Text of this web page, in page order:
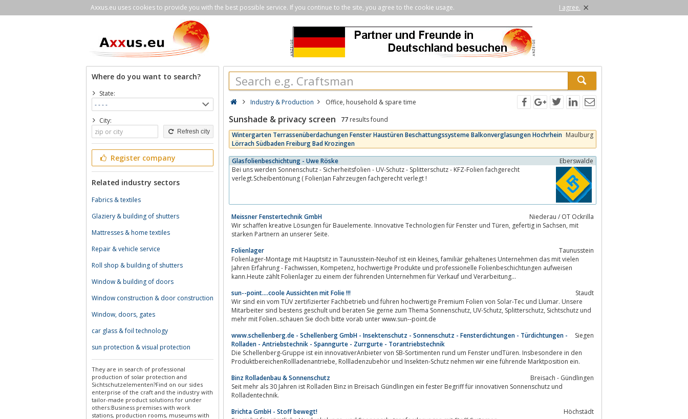
Axxus.eu uses cookies to provide you with the best possible service. If you continue to the site, you agree to the cookie usage. I agree. ×
Where do you want to search?
State:
City:
Refresh city
Register company
Related industry sectors
Fabrics & textiles
Glaziery & building of shutters
Mattresses & home textiles
Repair & vehicle service
Roll shop & building of shutters
Window & building of doors
Window construction & door construction
Window, doors, gates
car glass & foil technology
sun protection & visual protection
They are in search of professional
production of solar protection and
Sichtschutzelementen?Find on our sides
enterprise of the craft and the industry with
tailor-made product solutions for under
others:Business premises with work
stations, production rooms, museums with
Industry & Production Office, household & spare time
Sunshade & privacy screen 77 results found
Wintergarten Terrassenüberdachungen Fenster Haustüren Beschattungssysteme Balkonverglasungen Hochrhein
Lörrach Südbaden Freiburg Bad Krozingen
Maulburg
Glasfolienbeschichtung - Uwe Röske
Eberswalde
Bei uns werden Sonnenschutz - Sicherheitsfolien - UV-Schutz - Splitterschutz - KFZ-Folien fachgerecht
verlegt.Scheibentönung ( Folien)an Fahrzeugen fachgerecht verlegt !
Meissner Fenstertechnik GmbH
Niederau / OT Ockrilla
Wir schaffen kreative Lösungen für Bauelemente. Innovative Technologien für Fenster und Türen, gefertig in Sachsen, mit
starken Partnern an unserer Seite.
Folienlager
Taunusstein
Folienlager-Montage mit Hauptsitz in Taunusstein-Neuhof ist ein kleines, familiär gehaltenes Unternehmen das mit vielen
Jahren Erfahrung - Fachwissen, Kompetenz, hochwertige Produkte und professionelle Folienbeschichtungen aufweisen
kann.Heute zählt Folienlager zu einem der führenden Unternehmen für Verkauf und Verarbeitung...
sun--point....coole Aussichten mit Folie !!!
Staudt
Wir sind ein vom TÜV zertifizierter Fachbetrieb und führen hochwertige Premium Folien von Solar-Tec und Llumar. Unsere
Mitarbeiter sind bestens geschult und beraten Sie gerne zum Thema Sonnenschutz, UV-Schutz, Splitterschutz, Sichtschutz und
mehr mit Folien..schauen Sie doch bitte vorab unter www.sun--point.de
www.schellenberg.de - Schellenberg GmbH - Insektenschutz - Sonnenschutz - Fensterdichtungen - Türdichtungen -
Rolladen - Antriebstechnik - Spanngurte - Zurrgurte - Torantriebstechnik
Siegen
Die Schellenberg-Gruppe ist ein innovativerAnbieter von SB-Sortimenten rund um Fenster undTüren. Insbesondere in den
ProduktbereichenRollladenantriebe, Rollladenzubehör und Insekten-Schutz nehmen wir eine führende Marktposition ein.
Binz Rolladenbau & Sonnenschutz
Breisach - Gündlingen
Seit mehr als 30 Jahren ist Rolladen Binz in Breisach Gündlingen ein fester Begriff für innovativen Sonnenschutz und
Rolladentechnik.
Brichta GmbH - Stoff bewegt!
Höchstädt